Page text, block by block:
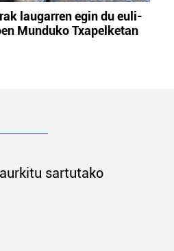
laugarren egin du euli-
Munduko Txapelketan
sartutako